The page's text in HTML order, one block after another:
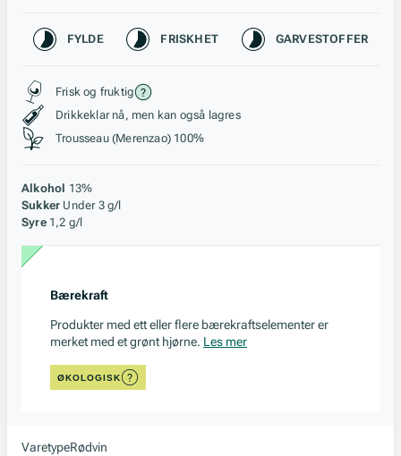
Karakteristikk
FYLDE FRISKHET GARVESTOFFER
Stil, lagring og råstoff
Frisk og fruktig
Drikkeklar nå, men kan også lagres
Trousseau (Merenzao) 100%
Alkohol 13%
Sukker Under 3 g/l
Syre 1,2 g/l
Bærekraft
Produkter med ett eller flere bærekraftselementer er
merket med et grønt hjørne. Les mer
ØKOLOGISK
VaretypeRødvin